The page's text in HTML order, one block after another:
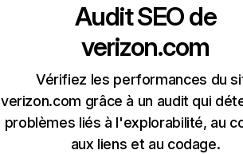
Audit SEO de
verizon.com
Vérifiez les performances du
verizon.com grâce à un audit qui
problèmes liés à l'explorabilité, au
aux liens et au codage.